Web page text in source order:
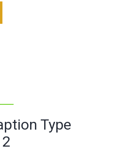
Type
2